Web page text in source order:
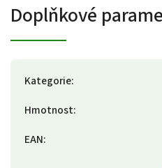
Doplňkové
Kategorie:
Hmotnost:
EAN: